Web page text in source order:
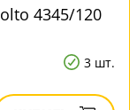
4345/120
3 шт.